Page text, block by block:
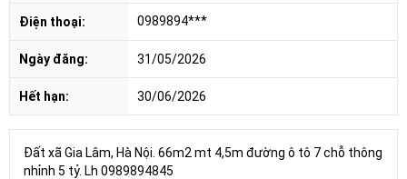
Điện thoại: 0989894***
Ngày đăng: 31/05/2026
Hết hạn: 30/06/2026
Đất xã Gia Lâm, Hà Nội. 66m2 mt 4,5m đường ô tô 7 chỗ thông
nhỉnh 5 tỷ. Lh 0989894845